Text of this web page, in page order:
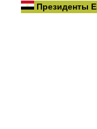
Президенты